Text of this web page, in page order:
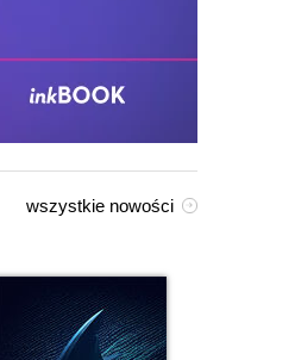
wszystkie nowości